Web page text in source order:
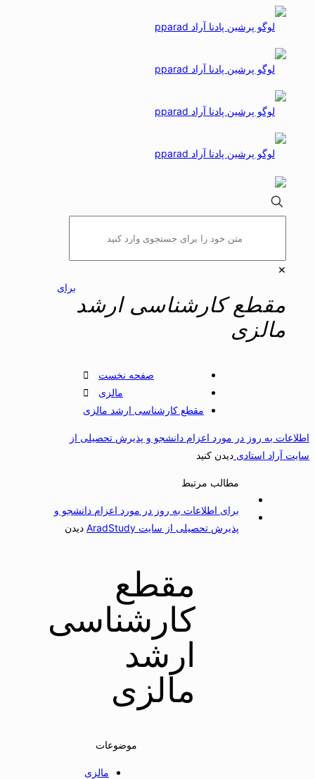
مقطع کارشناسی ارشد
مالزی
صفحه نخست
مالزی
مقطع کارشناسی ارشد مالزی
برای
به روز در مورد اعزام دانشجو و پذیرش تحصیلی از
آراد استادیدیدن کنید
مقطع
کارشناسی
ارشد
مالزی
موضوعات
مالزی
مطالب مرتبط
برای اطلاعات به روز در مورد اعزام دانشجو و
پذیرش تحصیلی از سایت AradStudy
دیدن